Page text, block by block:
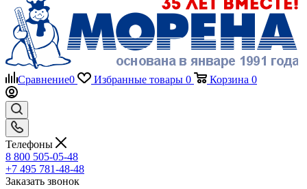
Сравнение0 Избранные товары 0 Корзина 0
Телефоны
8 800 505-05-48
+7 495 781-48-48
Заказать звонок